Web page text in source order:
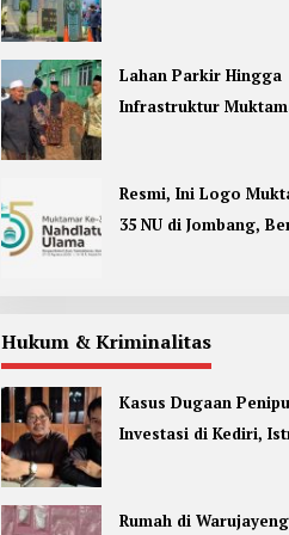
Lahan Parkir Hingga
Infrastruktur
Resmi, Ini Logo
35 NU di Jombang,
Hukum & Kriminalitas
Kasus Dugaan
Investasi di Kediri,
Rumah di Warujayeng